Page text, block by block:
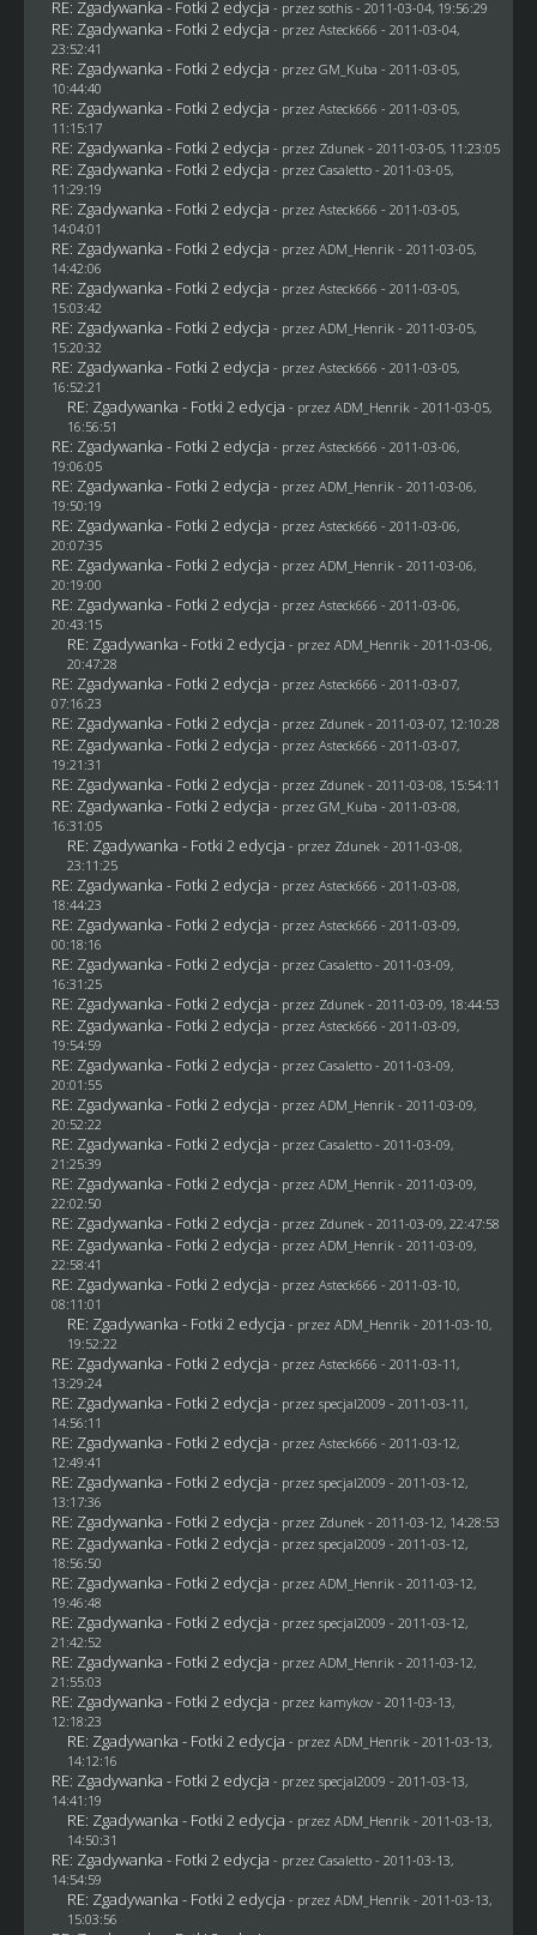
RE: Zgadywanka - Fotki 2 edycja - przez sothis- 2011-03-04, 19:56:29
RE: Zgadywanka - Fotki 2 edycja - przez Asteck666 - 2011-03-04,
23:52:41
RE: Zgadywanka - Fotki 2 edycja - przez GM_Kuba - 2011-03-05,
10:44:40
RE: Zgadywanka - Fotki 2 edycja - przez Asteck666 - 2011-03-05,
11:15:17
RE: Zgadywanka - Fotki 2 edycja - przez Zdunek - 2011-03-05, 11:23:05
RE: Zgadywanka - Fotki 2 edycja - przez Casaletto- 2011-03-05,
11:29:19
RE: Zgadywanka - Fotki 2 edycja - przez Asteck666 - 2011-03-05,
14:04:01
RE: Zgadywanka - Fotki 2 edycja - przez ADM_Henrik - 2011-03-05,
14:42:06
RE: Zgadywanka - Fotki 2 edycja - przez Asteck666 - 2011-03-05,
15:03:42
RE: Zgadywanka - Fotki 2 edycja - przez ADM_Henrik - 2011-03-05,
15:20:32
RE: Zgadywanka - Fotki 2 edycja - przez Asteck666 - 2011-03-05,
16:52:21
RE: Zgadywanka - Fotki 2 edycja - przez ADM_Henrik - 2011-03-05,
16:56:51
RE: Zgadywanka - Fotki 2 edycja - przez Asteck666 - 2011-03-06,
19:06:05
RE: Zgadywanka - Fotki 2 edycja - przez ADM_Henrik - 2011-03-06,
19:50:19
RE: Zgadywanka - Fotki 2 edycja - przez Asteck666 - 2011-03-06,
20:07:35
RE: Zgadywanka - Fotki 2 edycja - przez ADM_Henrik - 2011-03-06,
20:19:00
RE: Zgadywanka - Fotki 2 edycja - przez Asteck666 - 2011-03-06,
20:43:15
RE: Zgadywanka - Fotki 2 edycja - przez ADM_Henrik - 2011-03-06,
20:47:28
RE: Zgadywanka - Fotki 2 edycja - przez Asteck666 - 2011-03-07,
07:16:23
RE: Zgadywanka - Fotki 2 edycja - przez Zdunek - 2011-03-07, 12:10:28
RE: Zgadywanka - Fotki 2 edycja - przez Asteck666 - 2011-03-07,
19:21:31
RE: Zgadywanka - Fotki 2 edycja - przez Zdunek - 2011-03-08, 15:54:11
RE: Zgadywanka - Fotki 2 edycja - przez GM_Kuba - 2011-03-08,
16:31:05
RE: Zgadywanka - Fotki 2 edycja - przez Zdunek - 2011-03-08,
23:11:25
RE: Zgadywanka - Fotki 2 edycja - przez Asteck666 - 2011-03-08,
18:44:23
RE: Zgadywanka - Fotki 2 edycja - przez Asteck666 - 2011-03-09,
00:18:16
RE: Zgadywanka - Fotki 2 edycja - przez Casaletto- 2011-03-09,
16:31:25
RE: Zgadywanka - Fotki 2 edycja - przez Zdunek - 2011-03-09, 18:44:53
RE: Zgadywanka - Fotki 2 edycja - przez Asteck666 - 2011-03-09,
19:54:59
RE: Zgadywanka - Fotki 2 edycja - przez Casaletto- 2011-03-09,
20:01:55
RE: Zgadywanka - Fotki 2 edycja - przez ADM_Henrik - 2011-03-09,
20:52:22
RE: Zgadywanka - Fotki 2 edycja - przez Casaletto- 2011-03-09,
21:25:39
RE: Zgadywanka - Fotki 2 edycja - przez ADM_Henrik - 2011-03-09,
22:02:50
RE: Zgadywanka - Fotki 2 edycja - przez Zdunek - 2011-03-09, 22:47:58
RE: Zgadywanka - Fotki 2 edycja - przez ADM_Henrik - 2011-03-09,
22:58:41
RE: Zgadywanka - Fotki 2 edycja - przez Asteck666 - 2011-03-10,
08:11:01
RE: Zgadywanka - Fotki 2 edycja - przez ADM_Henrik - 2011-03-10,
19:52:22
RE: Zgadywanka - Fotki 2 edycja - przez Asteck666 - 2011-03-11,
13:29:24
RE: Zgadywanka - Fotki 2 edycja - przez specjal2009 - 2011-03-11,
14:56:11
RE: Zgadywanka - Fotki 2 edycja - przez Asteck666 - 2011-03-12,
12:49:41
RE: Zgadywanka - Fotki 2 edycja - przez specjal2009 - 2011-03-12,
13:17:36
RE: Zgadywanka - Fotki 2 edycja - przez Zdunek - 2011-03-12, 14:28:53
RE: Zgadywanka - Fotki 2 edycja - przez specjal2009 - 2011-03-12,
18:56:50
RE: Zgadywanka - Fotki 2 edycja - przez ADM_Henrik - 2011-03-12,
19:46:48
RE: Zgadywanka - Fotki 2 edycja - przez specjal2009 - 2011-03-12,
21:42:52
RE: Zgadywanka - Fotki 2 edycja - przez ADM_Henrik - 2011-03-12,
21:55:03
RE: Zgadywanka - Fotki 2 edycja - przez kamykov- 2011-03-13,
12:18:23
RE: Zgadywanka - Fotki 2 edycja - przez ADM_Henrik - 2011-03-13,
14:12:16
RE: Zgadywanka - Fotki 2 edycja - przez specjal2009 - 2011-03-13,
14:41:19
RE: Zgadywanka - Fotki 2 edycja - przez ADM_Henrik - 2011-03-13,
14:50:31
RE: Zgadywanka - Fotki 2 edycja - przez Casaletto- 2011-03-13,
14:54:59
RE: Zgadywanka - Fotki 2 edycja - przez ADM_Henrik - 2011-03-13,
15:03:56